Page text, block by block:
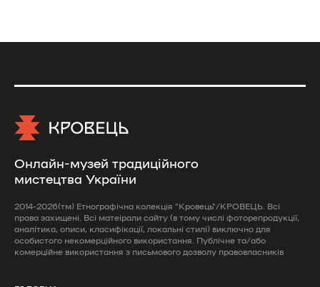
Онлайн-музей традиційного
мистецтва України
2014-2026(тм) Етнографічна колекція "Кровець"/КРОВЕЦЬ. Всі
права захищені. Всі матеірали сайту (в тому числі фоторепродукції,
аналітика, описи, класифікації, локальні стилі) виключно для
особистого некомерційного використання. Публічне та/або
комерційне використання з письмового дозволу правовласників